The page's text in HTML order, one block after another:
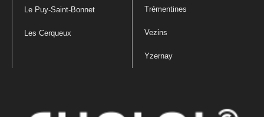
Le Puy-Saint-Bonnet
Les Cerqueux
Trémentines
Vezins
Yzernay